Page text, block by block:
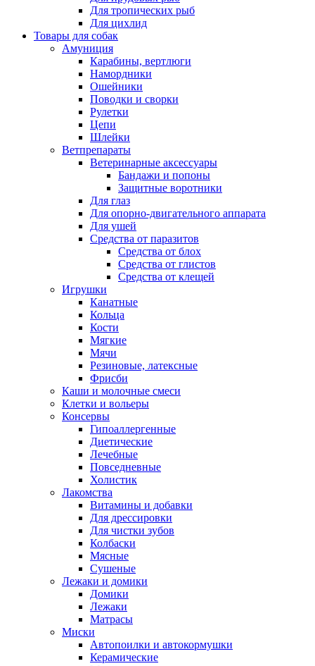
Для тропических рыб
Для цихлид
Товары для собак
Амуниция
Карабины, вертлюги
Намордники
Ошейники
Поводки и сворки
Рулетки
Цепи
Шлейки
Ветпрепараты
Ветеринарные аксессуары
Бандажи и попоны
Защитные воротники
Для глаз
Для опорно-двигательного аппарата
Для ушей
Средства от паразитов
Средства от блох
Средства от глистов
Средства от клещей
Игрушки
Канатные
Кольца
Кости
Мягкие
Мячи
Резиновые, латексные
Фрисби
Каши и молочные смеси
Клетки и вольеры
Консервы
Гипоаллергенные
Диетические
Лечебные
Повседневные
Холистик
Лакомства
Витамины и добавки
Для дрессировки
Для чистки зубов
Колбаски
Мясные
Сушеные
Лежаки и домики
Домики
Лежаки
Матрасы
Миски
Автопоилки и автокормушки
Керамические